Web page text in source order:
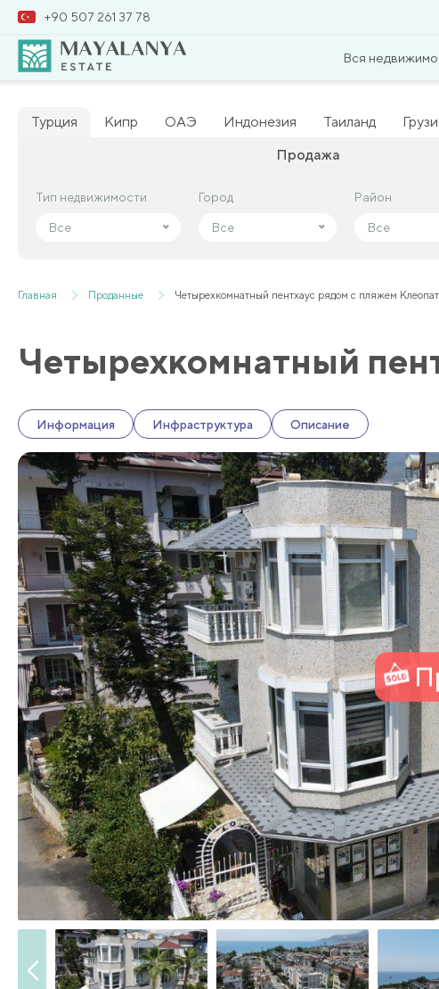
+90 507 261 37 78
Вся
Турция Кипр ОАЭ Индонезия Таиланд
Продажа
Тип недвижимости
Все
Город
Все
Район
Все
Тип недвижимости
Все
Город
Все
Район
Все
Главная Проданные Четырехкомнатный пентхаус рядом с пляжем
Четырехкомнатный
Информация Инфраструктура Описание